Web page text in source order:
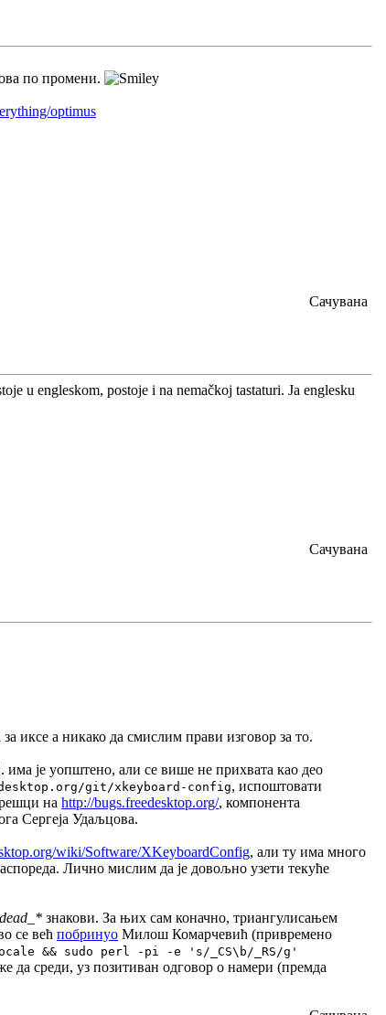
по промени.
optimus
Сачувана
u engleskom, postoje i na nemačkoj tastaturi. Ja englesku
Сачувана
иксе а никако да смислим прави изговор за то.
је уопштено, али се више не прихвата као део
git/xkeyboard-config, испоштовати
на http://bugs.freedesktop.org/, компонента
Сергеја Удаљцова.
wiki/Software/XKeyboardConfig, али ту има много
Лично мислим да је довољно узети текуће
dead_* знакови. За њих сам коначно, триангулисањем
се већ побринуо Милош Комарчевић (привремено
&& sudo perl -pi -e 's/_CS\b/_RS/g'
да среди, уз позитиван одговор о намери (премда